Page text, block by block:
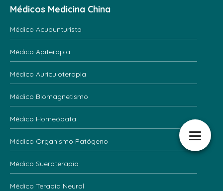
Médicos Medicina China
Médico Acupunturista
Médico Apiterapia
Médico Auriculoterapia
Médico Biomagnetismo
Médico Homeópata
Médico Organismo Patógeno
Médico Sueroterapia
Médico Terapia Neural